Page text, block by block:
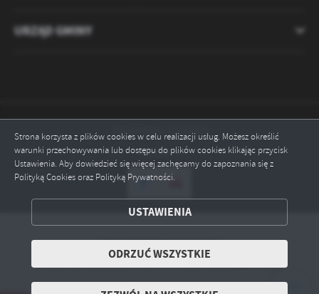
Strona korzysta z plików cookies w celu realizacji usług. Możesz określić
warunki przechowywania lub dostępu do plików cookies klikając przycisk
Ustawienia. Aby dowiedzieć się więcej zachęcamy do zapoznania się z
Polityką Cookies oraz Polityką Prywatności.
USTAWIENIA
ODRZUĆ WSZYSTKIE
ZAPISZ WYBRANE
ODRZUĆ WSZYSTKIE
ZEZWÓL NA WSZYSTKIE
URZĄD GMINY
Odwiedzin: 2120833
Online: 5
Copyright by ryczywol.pl
2ClickPortal® - Portale nowej generacji